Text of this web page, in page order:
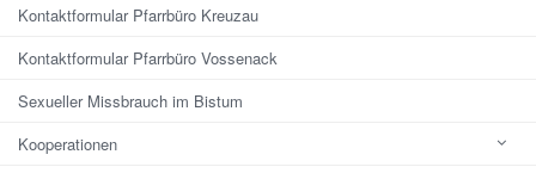
Kontaktformular Pfarrbüro Kreuzau
Kontaktformular Pfarrbüro Vossenack
Sexueller Missbrauch im Bistum
Kooperationen